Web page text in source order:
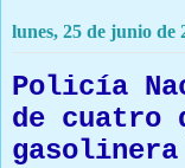
lunes, 25 de junio de
Policía
de cuatro
gasolinera